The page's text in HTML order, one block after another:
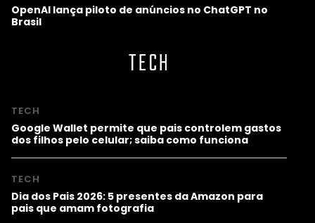
OpenAI lança piloto de anúncios no ChatGPT no
Brasil
TECH
TECH
Google Wallet permite que pais controlem gastos
dos filhos pelo celular; saiba como funciona
TECH
Dia dos Pais 2026: 5 presentes da Amazon para
pais que amam fotografia